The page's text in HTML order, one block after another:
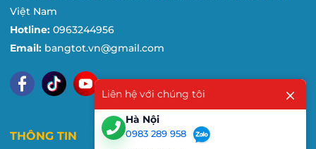
Việt Nam
Hotline: 0963244956
Email: bangtot.vn@gmail.com
THÔNG TIN
Liên hệ với chúng tôi
Hà Nội
0983 289 958